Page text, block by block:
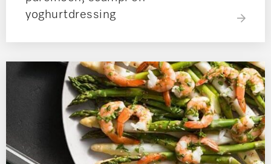
yoghurtdressing